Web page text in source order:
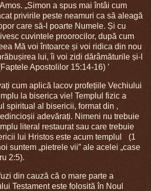
„Simon a spus mai întâi cum
privirile peste neamuri ca să aleagă
care să-I poarte Numele. Și cu
cuvintele proorocilor, după cum
Mă voi întoarce și voi ridica din nou
lui, îi voi zidi dărâmăturile și-l
Apostolilor 15:14-16) ’
cum aplică lacov profețiile Vechiului
la biserica vie! Templul fizic a
spiritual al bisericii, format din ,
adevărați. Nimeni nu trebuie
literal restaurat sau care trebuie
lui Hristos este acum templul - (1
suntem „pietrele vii” ale acelei „case
2:5).
din cauză că o mare parte a
Testament este folosită în Noul